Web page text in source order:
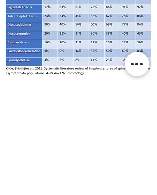
Tabellen viser med andre ord, at smerter